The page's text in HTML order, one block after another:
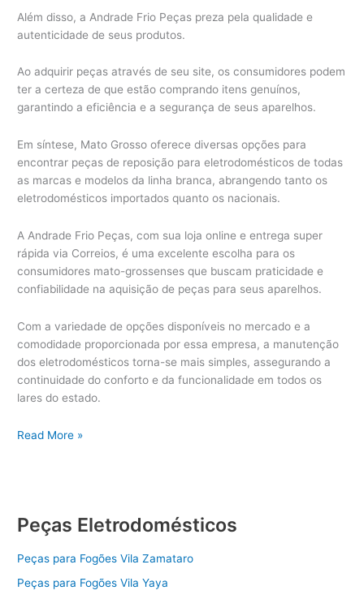
Além disso, a Andrade Frio Peças preza pela qualidade e
autenticidade de seus produtos.
Ao adquirir peças através de seu site, os consumidores podem
ter a certeza de que estão comprando itens genuínos,
garantindo a eficiência e a segurança de seus aparelhos.
Em síntese, Mato Grosso oferece diversas opções para
encontrar peças de reposição para eletrodomésticos de todas
as marcas e modelos da linha branca, abrangendo tanto os
eletrodomésticos importados quanto os nacionais.
A Andrade Frio Peças, com sua loja online e entrega super
rápida via Correios, é uma excelente escolha para os
consumidores mato-grossenses que buscam praticidade e
confiabilidade na aquisição de peças para seus aparelhos.
Com a variedade de opções disponíveis no mercado e a
comodidade proporcionada por essa empresa, a manutenção
dos eletrodomésticos torna-se mais simples, assegurando a
continuidade do conforto e da funcionalidade em todos os
lares do estado.
Peças
Read More »
Peças Eletrodomésticos
Peças para Fogões Vila Zamataro
Peças para Fogões Vila Yaya